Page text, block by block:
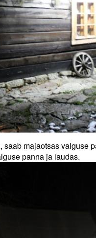
saab majaotsas valguse
panna ja laudas.